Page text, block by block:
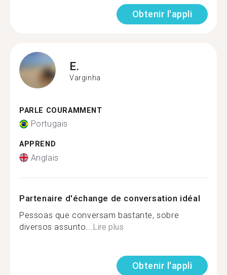
Obtenir l'appli
E.
Varginha
PARLE COURAMMENT
Portugais
APPREND
Anglais
Partenaire d'échange de conversation idéal
Pessoas que conversam bastante, sobre
diversos assunto... Lire plus
Obtenir l'appli